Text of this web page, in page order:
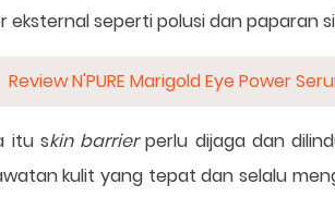
eksternal seperti polusi dan paparan
Review N'PURE Marigold Eye Power
itu skin barrierperlu dijaga dan
kulit yang tepat dan selalu